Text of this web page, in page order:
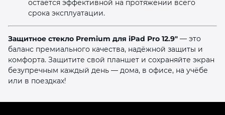
остаётся эффективной на протяжении всего
срока эксплуатации.
Защитное стекло Premium для iPad Pro 12.9″ — это
баланс премиального качества, надёжной защиты и
комфорта. Защитите свой планшет и сохраняйте экран
безупречным каждый день — дома, в офисе, на учёбе
или в поездках!